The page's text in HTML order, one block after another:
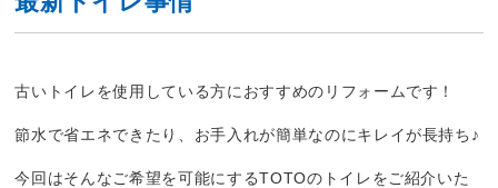
古いトイレを使用している方におすすめのリフォームです！
節水で省エネできたり、お手入れが簡単なのにキレイが長持ち♪
今回はそんなご希望を可能にするTOTOのトイレをご紹介いた